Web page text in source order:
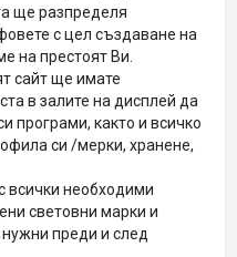
ще разпределя
с цел създаване на
на престоят Ви.
сайт ще имате
в залите на дисплей да
програми, както и всичко
си /мерки, хранене,
всички необходими
световни марки и
преди и след